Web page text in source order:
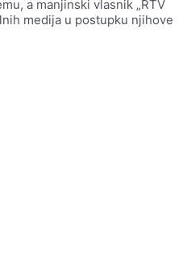
a manjinski vlasnik „RTV
medija u postupku njihove